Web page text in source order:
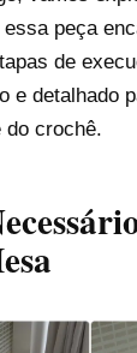
peça
de
e detalhado
do crochê.